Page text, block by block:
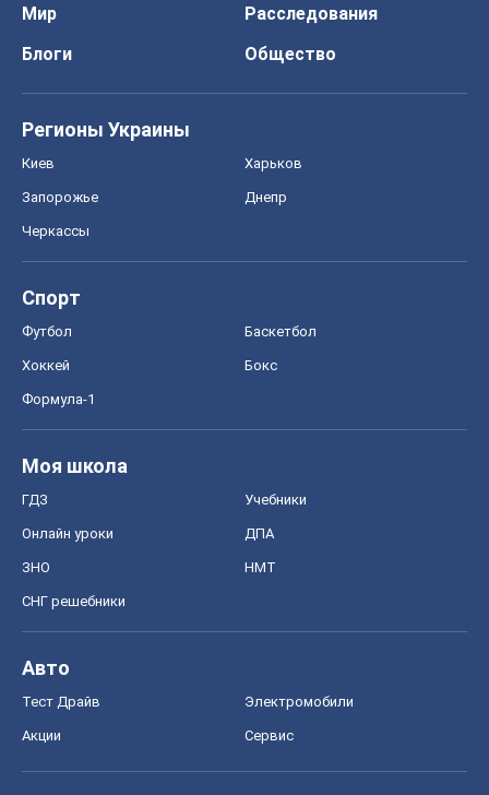
Мир
Расследования
Блоги
Общество
Регионы Украины
Киев Харьков
Запорожье Днепр
Черкассы
Спорт
Футбол Баскетбол
Хоккей Бокс
Формула-1
Моя школа
ГДЗ Учебники
Онлайн уроки ДПА
ЗНО НМТ
СНГ решебники
Авто
Тест Драйв Электромобили
Акции Сервис